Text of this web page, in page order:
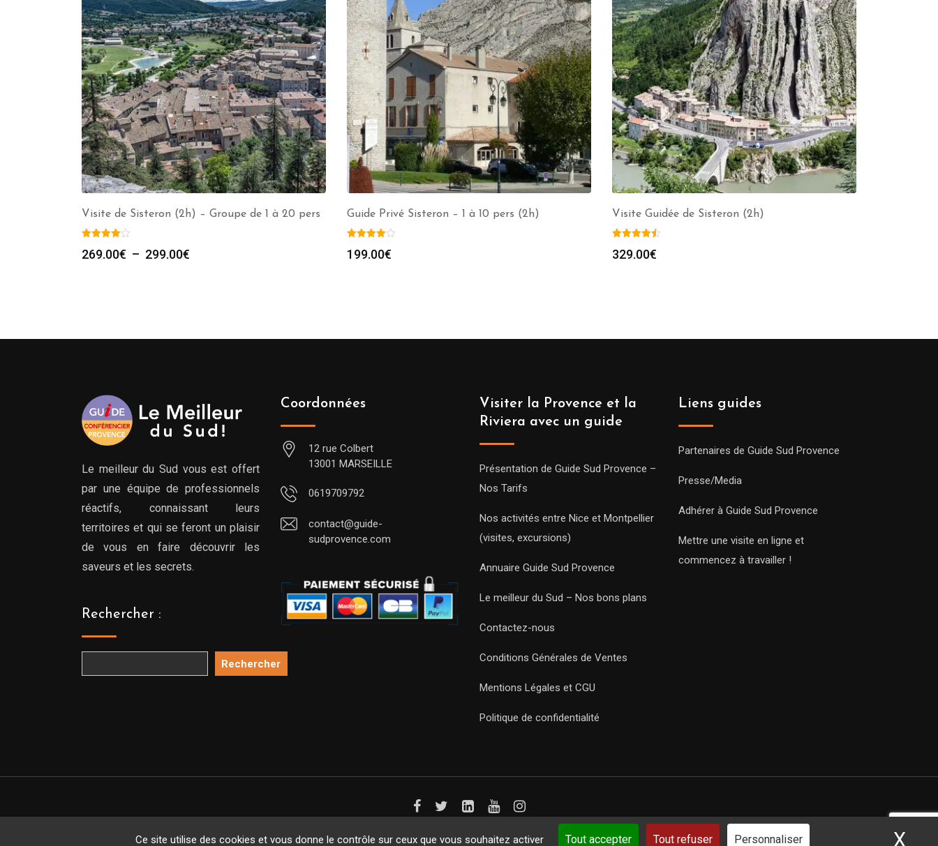
Ce site utilise des cookies et vous donne le contrôle sur ceux que vous souhaitez activer Tout accepter Tout refuser Personnaliser X
Visite de Sisteron (2h) – Groupe de 1 à 20 pers
269.00€ – 299.00€
Guide Privé Sisteron – 1 à 10 pers (2h)
199.00€
Visite Guidée de Sisteron (2h)
329.00€
Le meilleur du Sud vous est offert
par une équipe de professionnels
réactifs, connaissant leurs
territoires et qui se feront un plaisir
de vous en faire découvrir les
saveurs et les secrets.
Rechercher :
Rechercher
Coordonnées
12 rue Colbert
13001 MARSEILLE
0619709792
contact@guide-
sudprovence.com
Visiter la Provence et la
Riviera avec un guide
Présentation de Guide Sud Provence –
Nos Tarifs
Nos activités entre Nice et Montpellier
(visites, excursions)
Annuaire Guide Sud Provence
Le meilleur du Sud – Nos bons plans
Contactez-nous
Conditions Générales de Ventes
Mentions Légales et CGU
Politique de confidentialité
Liens guides
Partenaires de Guide Sud Provence
Presse/Media
Adhérer à Guide Sud Provence
Mettre une visite en ligne et
commencez à travailler !
Copyright Guides 2021. Tous droits réservés.Développement web sur mesurepar iSoluce